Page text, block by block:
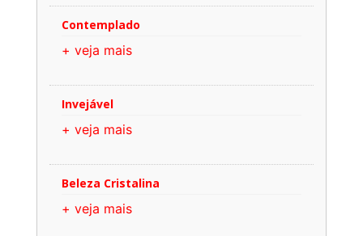
Contemplado
+ veja mais
Invejável
+ veja mais
Beleza Cristalina
+ veja mais